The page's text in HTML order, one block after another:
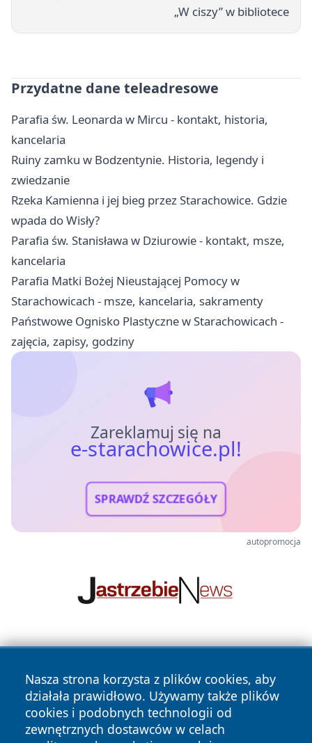
„W ciszy” w bibliotece
Przydatne dane teleadresowe
Parafia św. Leonarda w Mircu - kontakt, historia,
kancelaria
Ruiny zamku w Bodzentynie. Historia, legendy i
zwiedzanie
Rzeka Kamienna i jej bieg przez Starachowice. Gdzie
wpada do Wisły?
Parafia św. Stanisława w Dziurowie - kontakt, msze,
kancelaria
Parafia Matki Bożej Nieustającej Pomocy w
Starachowicach - msze, kancelaria, sakramenty
Państwowe Ognisko Plastyczne w Starachowicach -
zajęcia, zapisy, godziny
Zareklamuj się na
e-starachowice.pl!
SPRAWDŹ SZCZEGÓŁY
autopromocja
Nasza strona korzysta z plików cookies, aby
działała prawidłowo. Używamy także plików
cookies i podobnych technologii od
zewnętrznych dostawców w celach
Copyright © 2026 e-starachowice.pl Wszystkie prawa